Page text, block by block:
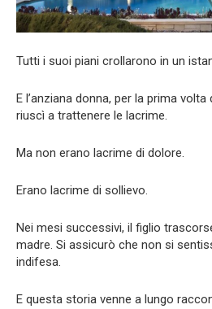
Tutti i suoi piani crollarono in un
E l’anziana donna, per la prima
riuscì a trattenere le lacrime.
Ma non erano lacrime di dolore.
Erano lacrime di sollievo.
Nei mesi successivi, il figlio
madre. Si assicurò che non si
indifesa.
E questa storia venne a lungo